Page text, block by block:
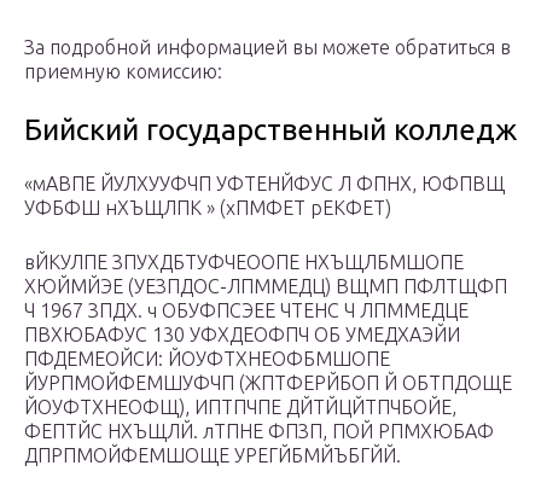
За подробной информацией вы можете обратиться в
приемную комиссию:
Бийский государственный колледж
«мАВПЕ ЙУЛХУУФЧП УФТЕНЙФУС Л ФПНХ, ЮФПВЩ
УФБФШ нХЪЩЛПК » (хПМФЕТ рЕКФЕТ)
вЙКУЛПЕ ЗПУХДБТУФЧЕООПЕ НХЪЩЛБМШОПЕ
ХЮЙМЙЭЕ (УЕЗПДОС-ЛПММЕДЦ) ВЩМП ПФЛТЩФП
Ч 1967 ЗПДХ. ч ОБУФПСЭЕЕ ЧТЕНС Ч ЛПММЕДЦЕ
ПВХЮБАФУС 130 УФХДЕОФПЧ ОБ УМЕДХАЭЙИ
ПФДЕМЕОЙСИ: ЙОУФТХНЕОФБМШОПЕ
ЙУРПМОЙФЕМШУФЧП (ЖПТФЕРЙБОП Й ОБТПДОЩЕ
ЙОУФТХНЕОФЩ), ИПТПЧПЕ ДЙТЙЦЙТПЧБОЙЕ,
ФЕПТЙС НХЪЩЛЙ. лТПНЕ ФПЗП, ПОЙ РПМХЮБАФ
ДПРПМОЙФЕМШОЩЕ УРЕГЙБМЙЪБГЙЙ.